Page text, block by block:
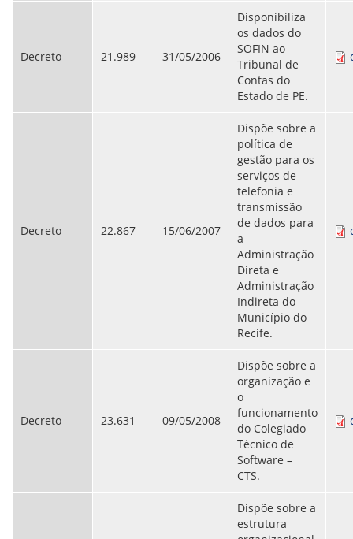
PROGRAMA QUALIDADE DE VIDA
SAÚDE DO TRABALHADOR
RISI - FAQ (PERGUNTAS FREQUENTES)
PARECERES TÉCNICOS EMITIDOS
RESOLUÇÕES
ATAS E RESOLUÇÕES DO CONSELHO FISCAL
ATAS DO CONSADE
Decreto 21.989 31/05/2006
Disponibiliza
os dados do
SOFIN ao
Tribunal de
Contas do
Estado de PE.
Decreto 22.867 15/06/2007
Dispõe sobre a
política de
gestão para os
serviços de
telefonia e
transmissão
de dados para
a
Administração
Direta e
Administração
Indireta do
Município do
Recife.
Decreto 23.631 09/05/2008
Dispõe sobre a
organização e
o
funcionamento
do Colegiado
Técnico de
Software –
CTS.
Dispõe sobre a
estrutura